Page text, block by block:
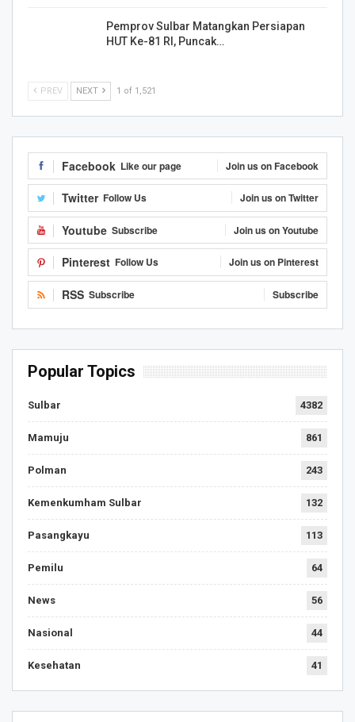
Pemprov Sulbar Matangkan Persiapan
HUT Ke-81 RI, Puncak…
PREV NEXT 1 of 1,521
Facebook Like our page Join us on Facebook
Twitter Follow Us Join us on Twitter
Youtube Subscribe Join us on Youtube
Pinterest Follow Us Join us on Pinterest
RSS Subscribe Subscribe
Popular Topics
Sulbar 4382
Mamuju 861
Polman 243
Kemenkumham Sulbar 132
Pasangkayu 113
Pemilu 64
News 56
Nasional 44
Kesehatan 41